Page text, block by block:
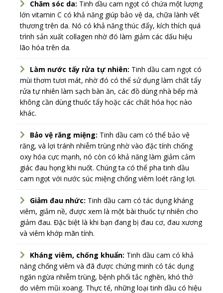
Chăm sóc da: Tinh dầu cam ngọt có chứa một lượng
lớn vitamin C có khả năng giúp bảo vệ da, chữa lành vết
thương trên da. Nó có khả năng thúc đẩy, kích thích quá
trình sản xuất collagen nhờ đó làm giảm các dấu hiệu
lão hóa trên da.
Làm nước tẩy rửa tự nhiên: Tinh dầu cam ngọt có
mùi thơm tươi mát, nhờ đó có thể sử dụng làm chất tẩy
rửa tự nhiên làm sạch bàn ăn, các đồ dùng nhà bếp mà
không cần dùng thuốc tẩy hoặc các chất hóa học nào
khác.
Bảo vệ răng miệng: Tinh dầu cam có thể bảo vệ
răng, và lợi tránh nhiễm trùng nhờ vào đặc tính chống
oxy hóa cực mạnh, nó còn có khả năng làm giảm cảm
giác đau họng khi nuốt. Chúng ta có thể pha tinh dầu
cam ngọt với nước súc miệng chống viêm loét răng lợi.
Giảm đau nhức: Tinh dầu cam có tác dụng kháng
viêm, giảm nề, được xem là một bài thuốc tự nhiên cho
giảm đau. Đặc biệt là khi bạn đang bị đau cơ, đau xương
và viêm khớp mãn tính.
Kháng viêm, chống khuẩn: Tinh dầu cam có khả
năng chống viêm và đã được chứng minh có tác dụng
ngăn ngừa nhiễm trùng, bệnh phổi tắc nghẽn, khó thở
do viêm mũi xoang. Thực tế, những loại tinh dầu có hiệu